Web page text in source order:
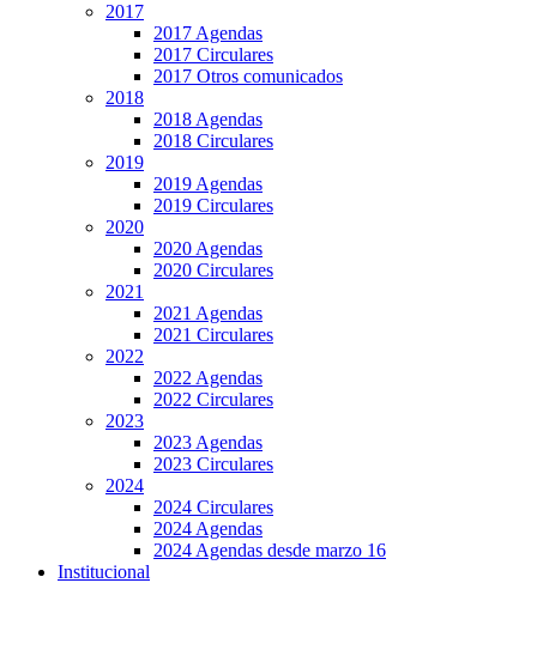
2017
2017 Agendas
2017 Circulares
2017 Otros comunicados
2018
2018 Agendas
2018 Circulares
2019
2019 Agendas
2019 Circulares
2020
2020 Agendas
2020 Circulares
2021
2021 Agendas
2021 Circulares
2022
2022 Agendas
2022 Circulares
2023
2023 Agendas
2023 Circulares
2024
2024 Circulares
2024 Agendas
2024 Agendas desde marzo 16
Institucional